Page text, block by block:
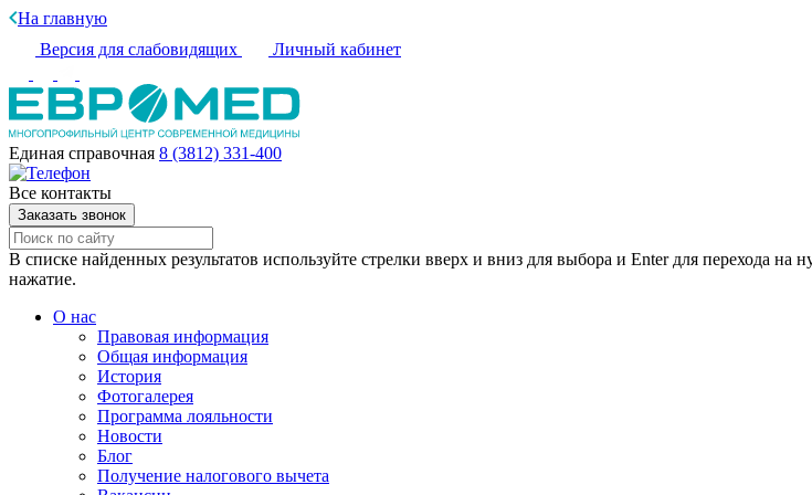
На главную
Версия для слабовидящих
Личный кабинет
Единая справочная 8 (3812) 331-400
Все контакты
Заказать звонок
В списке найденных результатов используйте стрелки вверх и вниз для выбора и Enter для перехода
нажатие.
О нас
Правовая информация
Общая информация
История
Фотогалерея
Программа лояльности
Новости
Блог
Получение налогового вычета